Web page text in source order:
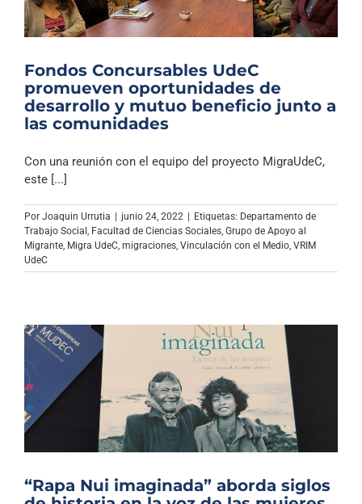
Fondos Concursables UdeC
promueven oportunidades de
desarrollo y mutuo beneficio junto a
las comunidades
Con una reunión con el equipo del proyecto MigraUdeC,
este [...]
Por Joaquin Urrutia junio 24, 2022 Etiquetas: Departamento de
Trabajo Social , Facultad de Ciencias Sociales, Grupo de Apoyo al
Migrante, Migra UdeC, migraciones, Vinculación con el Medio, VRIM
UdeC
“Rapa Nui imaginada” aborda siglos